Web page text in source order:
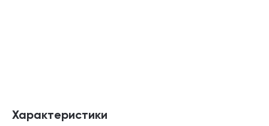
Характеристики